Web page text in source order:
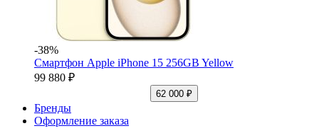
-38%
Смартфон Apple iPhone 15 256GB Yellow
99 880 ₽
62 000 ₽
Бренды
Оформление заказа